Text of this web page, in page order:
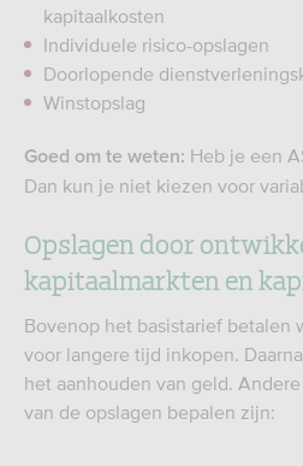
kapitaalkosten
Individuele risico-opslagen
Doorlopende
Winstopslag
Goed om te weten: Heb je een
Dan kun je niet kiezen voor
Opslagen door
kapitaalmarkten en
Bovenop het basistarief betalen
voor langere tijd inkopen.
het aanhouden van geld.
van de opslagen bepalen zijn: